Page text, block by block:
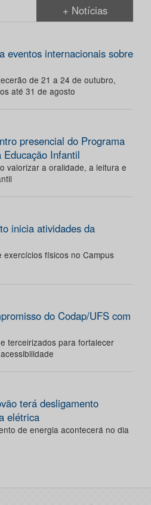
+ Notícias
eventos internacionais sobre
de 21 a 24 de outubro,
até 31 de agosto
presencial do Programa
Infantil
valorizar a oralidade, a leitura e
inicia atividades da
exercícios físicos no Campus
do Codap/UFS com
terceirizados para fortalecer
terá desligamento
elétrica
de energia acontecerá no dia